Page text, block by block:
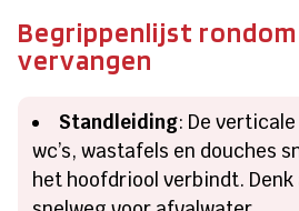
Begrippenlijst
vervangen
Standleiding: De
wc’s, wastafels en douches
het hoofdriool verbindt. Denk